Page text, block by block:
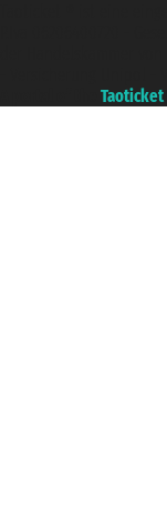
Taoticket